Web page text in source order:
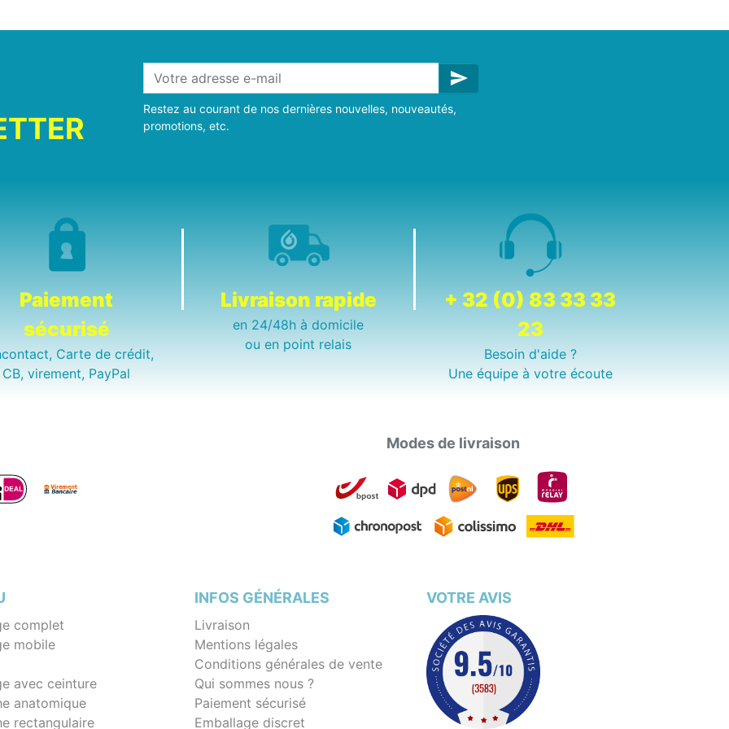
send
Restez au courant de nos dernières nouvelles, nouveautés,
promotions, etc.
Paiement
sécurisé
Carte de crédit,
CB, virement, PayPal
Livraison rapide
en 24/48h à domicile
ou en point relais
+ 32 (0) 83 33 33
23
Besoin d'aide ?
Une équipe à votre écoute
Modes de livraison
complet
mobile
avec ceinture
anatomique
rectangulaire
INFOS GÉNÉRALES
Livraison
Mentions légales
Conditions générales de vente
Qui sommes nous ?
Paiement sécurisé
Emballage discret
VOTRE AVIS